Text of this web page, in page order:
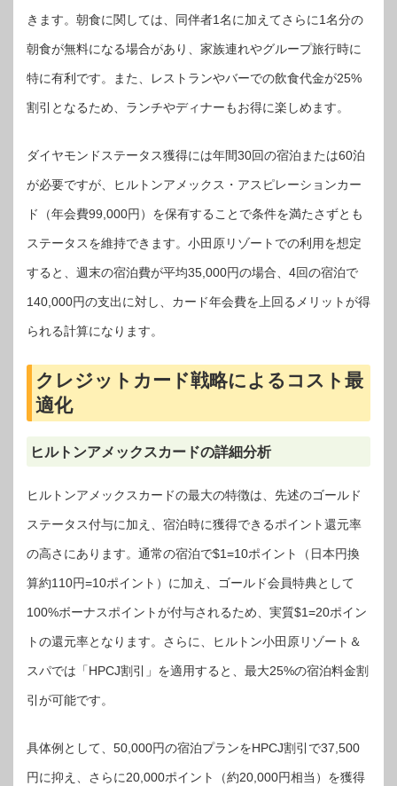
きます。朝食に関しては、同伴者1名に加えてさらに1名分の
朝食が無料になる場合があり、家族連れやグループ旅行時に
特に有利です。また、レストランやバーでの飲食代金が25%
割引となるため、ランチやディナーもお得に楽しめます。
ダイヤモンドステータス獲得には年間30回の宿泊または60泊
が必要ですが、ヒルトンアメックス・アスピレーションカー
ド（年会費99,000円）を保有することで条件を満たさずとも
ステータスを維持できます。小田原リゾートでの利用を想定
すると、週末の宿泊費が平均35,000円の場合、4回の宿泊で
140,000円の支出に対し、カード年会費を上回るメリットが得
られる計算になります。
クレジットカード戦略によるコスト最
適化
ヒルトンアメックスカードの詳細分析
ヒルトンアメックスカードの最大の特徴は、先述のゴールド
ステータス付与に加え、宿泊時に獲得できるポイント還元率
の高さにあります。通常の宿泊で$1=10ポイント（日本円換
算約110円=10ポイント）に加え、ゴールド会員特典として
100%ボーナスポイントが付与されるため、実質$1=20ポイン
トの還元率となります。さらに、ヒルトン小田原リゾート＆
スパでは「HPCJ割引」を適用すると、最大25%の宿泊料金割
引が可能です。
具体例として、50,000円の宿泊プランをHPCJ割引で37,500
円に抑え、さらに20,000ポイント（約20,000円相当）を獲得